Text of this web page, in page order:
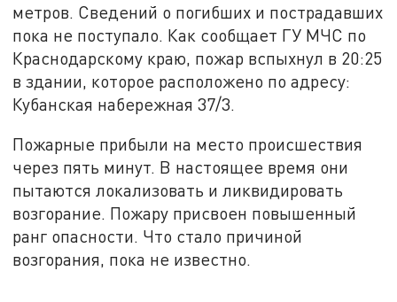
метров. Сведений о погибших и пострадавших
пока не поступало. Как сообщает ГУ МЧС по
Краснодарскому краю, пожар вспыхнул в 20:25
в здании, которое расположено по адресу:
Кубанская набережная 37/3.
Пожарные прибыли на место происшествия
через пять минут. В настоящее время они
пытаются локализовать и ликвидировать
возгорание. Пожару присвоен повышенный
ранг опасности. Что стало причиной
возгорания, пока не известно.